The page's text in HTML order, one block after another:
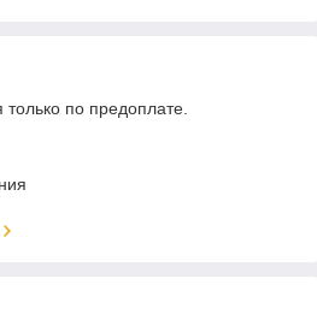
только по предоплате.